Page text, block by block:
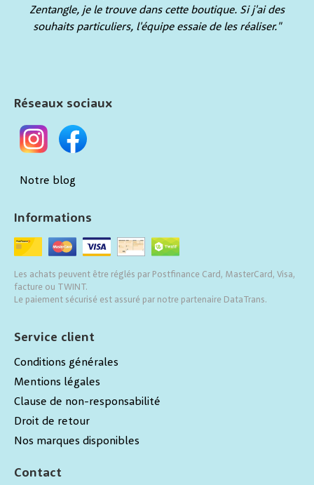
Zentangle, je le trouve dans cette boutique. Si j'ai des
souhaits particuliers, l'équipe essaie de les réaliser."
Contact
Service client
Conditions générales
Mentions légales
Clause de non-responsabilité
Droit de retour
Nos marques disponibles
Informations
Les achats peuvent être réglés par Postfinance Card, MasterCard, Visa,
facture ou TWINT.
Le paiement sécurisé est assuré par notre partenaire DataTrans.
Réseaux sociaux
Notre blog